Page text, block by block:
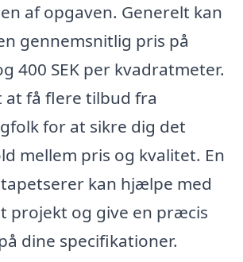
af opgaven. Generelt kan
gennemsnitlig pris på
400 SEK per kvadratmeter.
at få flere tilbud fra
for at sikre dig det
mellem pris og kvalitet. En
kan hjælpe med
projekt og give en præcis
dine specifikationer.